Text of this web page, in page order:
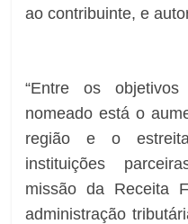
ao contribuinte, e
“Entre os
nomeado está o
região e o
instituições
missão da Receita
administração